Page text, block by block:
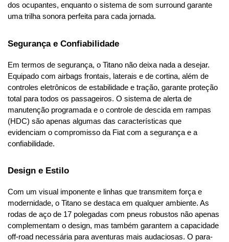
dos ocupantes, enquanto o sistema de som surround garante
uma trilha sonora perfeita para cada jornada.
Segurança e Confiabilidade
Em termos de segurança, o Titano não deixa nada a desejar.
Equipado com airbags frontais, laterais e de cortina, além de
controles eletrônicos de estabilidade e tração, garante proteção
total para todos os passageiros. O sistema de alerta de
manutenção programada e o controle de descida em rampas
(HDC) são apenas algumas das características que
evidenciam o compromisso da Fiat com a segurança e a
confiabilidade.
Design e Estilo
Com um visual imponente e linhas que transmitem força e
modernidade, o Titano se destaca em qualquer ambiente. As
rodas de aço de 17 polegadas com pneus robustos não apenas
complementam o design, mas também garantem a capacidade
off-road necessária para aventuras mais audaciosas. O para-